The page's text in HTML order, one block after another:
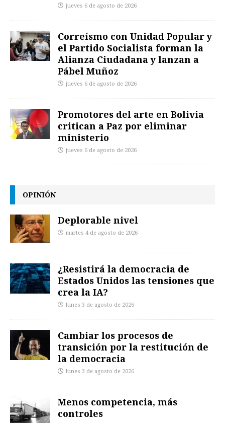
jueves 6 de agosto de 2026
Correísmo con Unidad Popular y
el Partido Socialista forman la
Alianza Ciudadana y lanzan a
Pábel Muñoz
jueves 6 de agosto de 2026
Promotores del arte en Bolivia
critican a Paz por eliminar
ministerio
jueves 6 de agosto de 2026
OPINIÓN
Deplorable nivel
martes 4 de agosto de 2026
¿Resistirá la democracia de
Estados Unidos las tensiones que
crea la IA?
lunes 3 de agosto de 2026
Cambiar los procesos de
transición por la restitución de
la democracia
lunes 3 de agosto de 2026
Menos competencia, más
controles